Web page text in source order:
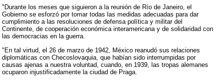
"Durante los meses que siguieron a la reunión de Río de Janeiro, el
Gobierno se esforzó por tomar todas las medidas adecuadas para dar
cumplimiento a las resoluciones de defensa política y militar del
Continente, de cooperación económica interamericana y de solidaridad con
las democracias en la guerra.
"En tal virtud, el 26 de marzo de 1942, México reanudó sus relaciones
diplomáticas con Checoslovaquia, que habían sido interrumpidas por
causas ajenas a nuestra voluntad, cuando, en 1939, las tropas alemanes
ocuparon injustificadamente la ciudad de Praga.